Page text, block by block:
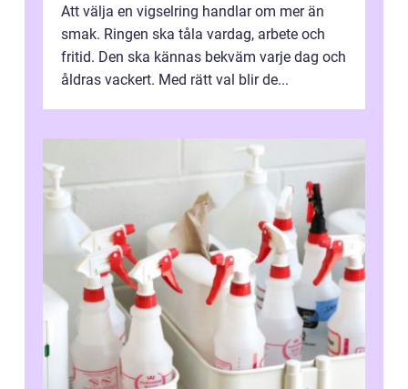
Att välja en vigselring handlar om mer än
smak. Ringen ska tåla vardag, arbete och
fritid. Den ska kännas bekväm varje dag och
åldras vackert. Med rätt val blir de...